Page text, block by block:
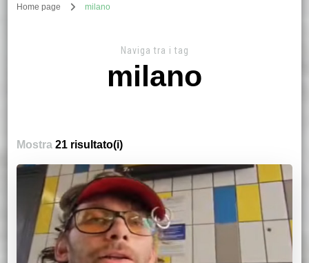
Home page milano
Naviga tra i tag
milano
Mostra 21 risultato(i)